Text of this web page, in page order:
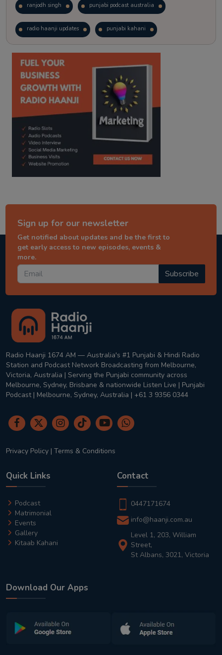
ranjodh singh punjabi podcast australia
radio haanji updates punjabi kahani
kitaab kahani punjabi story
Sign up for our newsletter
Get notified about updates and be the first to
get early access to new episodes, events &
more.
Subscribe
Radio Haanji 1674 AM — Australia's #1 Punjabi & Hindi Radio
Station and Podcast Network Broadcasting from Melbourne,
Victoria, Australia | Serving the Punjabi community across
Melbourne, Sydney, Brisbane & nationwide Listen Live | Punjabi
Podcast | Melbourne, Sydney, Australia | +61 3 9356 0344
Privacy Policy | Terms & Conditions
Quick Links
Podcast
Matrimonial
Events
Gallery
Kitaab Kahani
Contact
0447171674
info@haanji.com.au
Level 1, 203, William
Street,
St Albans, 3021, Victoria
Download Our Apps